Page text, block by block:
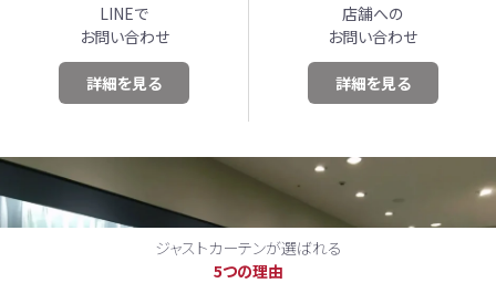
LINEで
お問い合わせ
詳細を見る
店舗への
お問い合わせ
詳細を見る
ジャストカーテンが選ばれる
5つの理由